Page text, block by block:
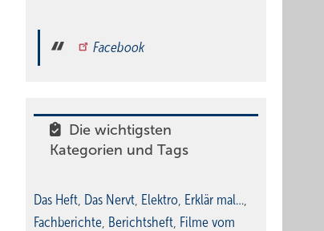
Facebook
Die wichtigsten
Kategorien und Tags
Das Heft, Das Nervt, Elektro, Erklär mal…,
Fachberichte, Berichtsheft, Filme vom